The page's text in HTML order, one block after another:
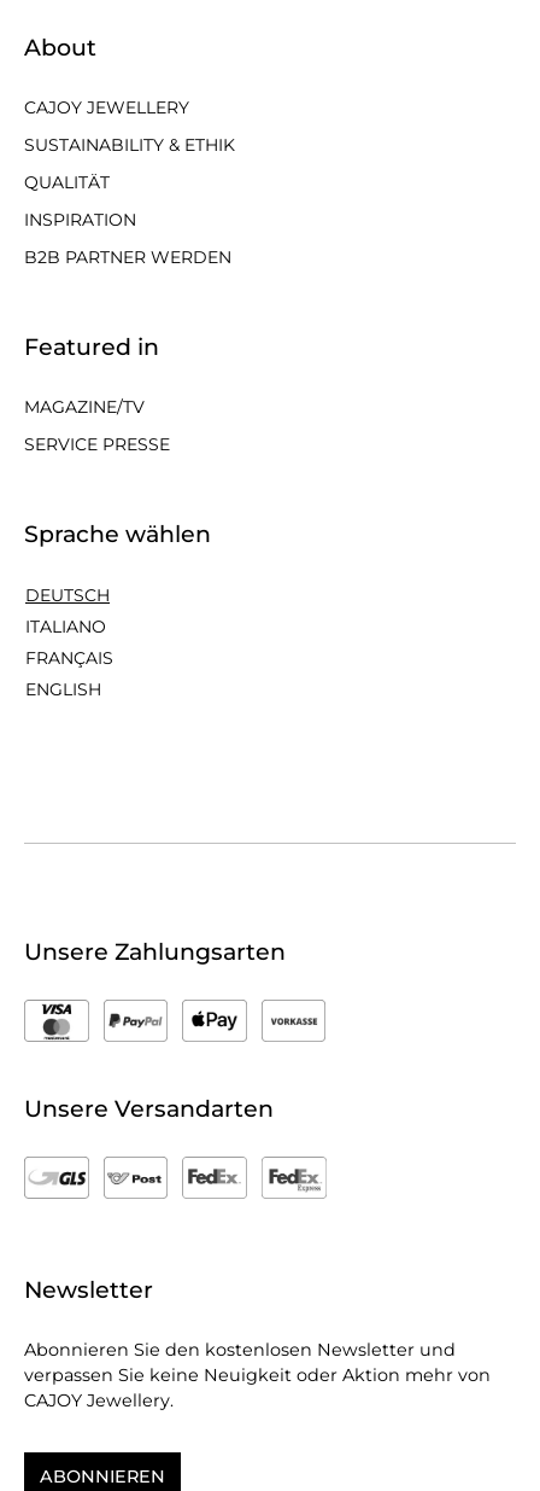
About
CAJOY JEWELLERY
SUSTAINABILITY & ETHIK
QUALITÄT
INSPIRATION
B2B PARTNER WERDEN
Featured in
MAGAZINE/TV
SERVICE PRESSE
Sprache wählen
DEUTSCH
ITALIANO
FRANÇAIS
ENGLISH
Unsere Zahlungsarten
Unsere Versandarten
Newsletter
Abonnieren Sie den kostenlosen Newsletter und
verpassen Sie keine Neuigkeit oder Aktion mehr von
CAJOY Jewellery.
ABONNIEREN